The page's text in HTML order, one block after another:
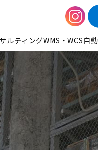
ルティングWMS・WCS 自